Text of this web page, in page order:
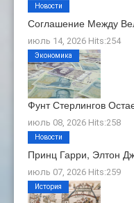
Соглашение Между
июль 14, 2026 Hits:254
Новости
Фунт Стерлингов
июль 08, 2026 Hits:258
Экономика
Принц Гарри, Элтон
июль 07, 2026 Hits:259
Новости
История